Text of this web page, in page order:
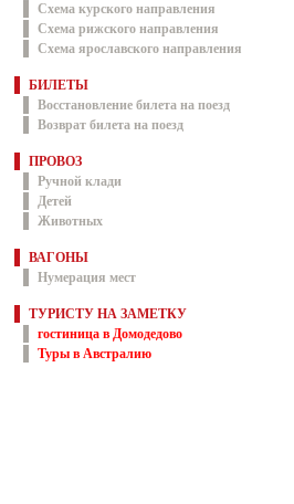
Схема курского направления
Схема рижского направления
Схема ярославского направления
БИЛЕТЫ
Восстановление билета на поезд
Возврат билета на поезд
ПРОВОЗ
Ручной клади
Детей
Животных
ВАГОНЫ
Нумерация мест
ТУРИСТУ НА ЗАМЕТКУ
гостиница в Домодедово
Туры в Австралию